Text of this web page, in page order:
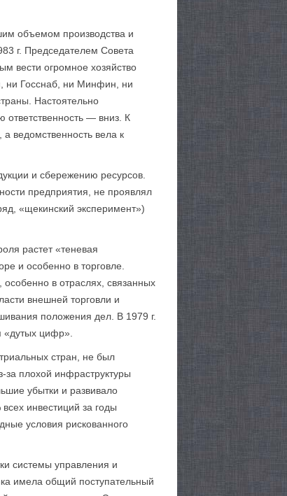
объемом производства и
г. Председателем Совета
вести огромное хозяйство
ни Госснаб, ни Минфин, ни
Настоятельно
— вниз. К
ведомственность вела к
и сбережению ресурсов.
предприятия, не проявлял
«щекинский эксперимент»)
растет «теневая
и особенно в торговле.
в отраслях, связанных
внешней торговли и
положения дел. В 1979 г.
цифр».
стран, не был
плохой инфраструктуры
убытки и развивало
инвестиций за годы
условия рискованного
системы управления и
имела общий поступательный